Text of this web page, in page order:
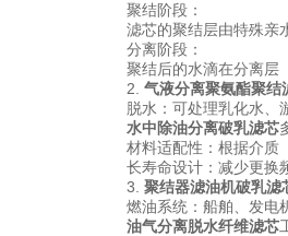
聚结阶段：
滤芯的聚结层由特殊亲
分离阶段：
聚结后的水滴在分离层
2. 气液分离聚氨酯聚结
脱水：可处理乳化水、
水中除油分离破乳滤芯
材料适配性：根据介质
长寿命设计：减少更换
3. 聚结器滤油机破乳滤
燃油系统：船舶、发电
油气分离脱水纤维滤芯